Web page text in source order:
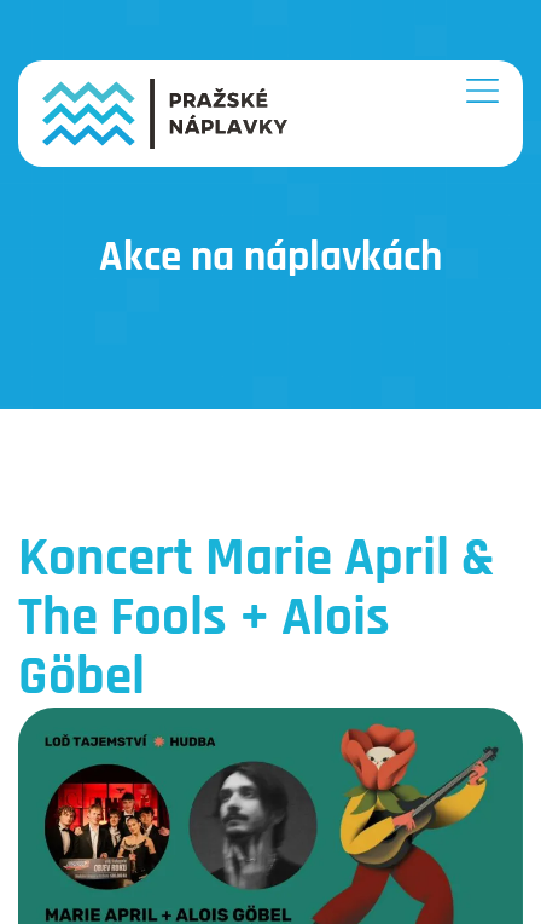
Akce na náplavkách
Koncert Marie April &
The Fools + Alois
Göbel